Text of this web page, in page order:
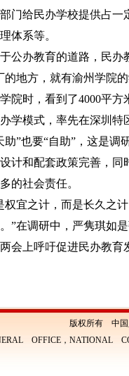
门给民办学校提供占
体系等。
公办教育的道路，民办
的地方，就有渝州学院
院时，看到了4000平
学模式，率先在深圳特
助”也要“自助”，这是
计和配套政策完善，同
的社会责任。
权宜之计，而是长久之
”在调研中，严隽琪如
会上呼吁促进民办教
版权所有 中国
OFFICE，NATIONAL